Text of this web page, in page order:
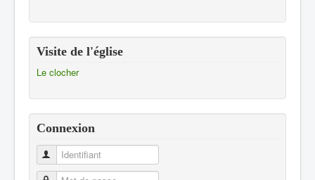
Visite de l'église
Le clocher
Connexion
Identifiant